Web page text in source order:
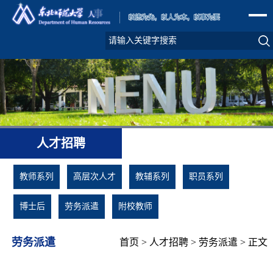
人才招聘
教师系列 高层次人才 教辅系列 职员系列
博士后 劳务派遣 附校教师
劳务派遣 首页 > 人才招聘 > 劳务派遣 > 正文